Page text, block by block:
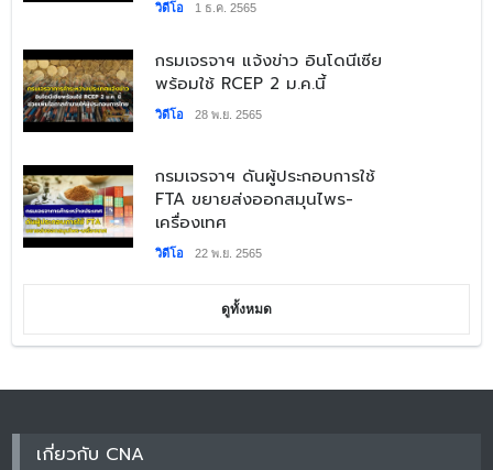
วิดีโอ 1 ธ.ค. 2565
กรมเจรจาฯ แจ้งข่าว อินโดนีเซีย
พร้อมใช้ RCEP 2 ม.ค.นี้
วิดีโอ 28 พ.ย. 2565
กรมเจรจาฯ ดันผู้ประกอบการใช้
FTA ขยายส่งออกสมุนไพร-
เครื่องเทศ
วิดีโอ 22 พ.ย. 2565
ดูทั้งหมด
เกี่ยวกับ CNA